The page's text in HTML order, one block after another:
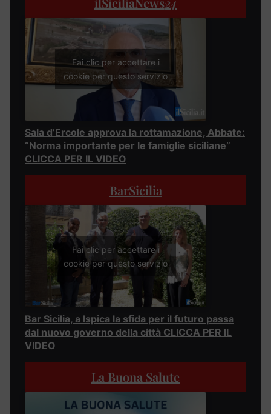
Fai clic per accettare i
cookie per questo servizio
Sala d’Ercole approva la rottamazione, Abbate:
“Norma importante per le famiglie siciliane”
CLICCA PER IL VIDEO
BarSicilia
Fai clic per accettare i
cookie per questo servizio
Bar Sicilia, a Ispica la sfida per il futuro passa
dal nuovo governo della città CLICCA PER IL
VIDEO
La Buona Salute